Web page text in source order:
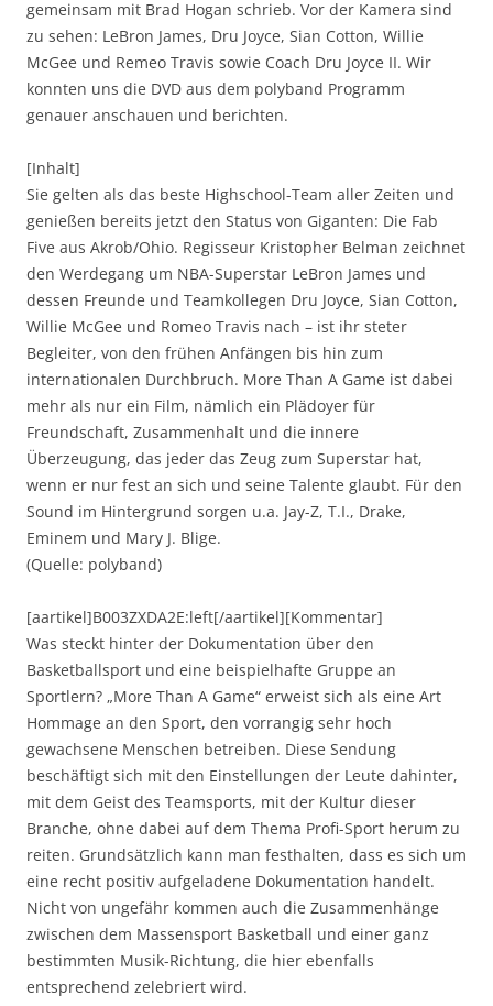
gemeinsam mit Brad Hogan schrieb. Vor der Kamera sind
zu sehen: LeBron James, Dru Joyce, Sian Cotton, Willie
McGee und Remeo Travis sowie Coach Dru Joyce II. Wir
konnten uns die DVD aus dem polyband Programm
genauer anschauen und berichten.
[Inhalt]
Sie gelten als das beste Highschool-Team aller Zeiten und
genießen bereits jetzt den Status von Giganten: Die Fab
Five aus Akrob/Ohio. Regisseur Kristopher Belman zeichnet
den Werdegang um NBA-Superstar LeBron James und
dessen Freunde und Teamkollegen Dru Joyce, Sian Cotton,
Willie McGee und Romeo Travis nach – ist ihr steter
Begleiter, von den frühen Anfängen bis hin zum
internationalen Durchbruch. More Than A Game ist dabei
mehr als nur ein Film, nämlich ein Plädoyer für
Freundschaft, Zusammenhalt und die innere
Überzeugung, das jeder das Zeug zum Superstar hat,
wenn er nur fest an sich und seine Talente glaubt. Für den
Sound im Hintergrund sorgen u.a. Jay-Z, T.I., Drake,
Eminem und Mary J. Blige.
(Quelle: polyband)
[aartikel]B003ZXDA2E:left[/aartikel][Kommentar]
Was steckt hinter der Dokumentation über den
Basketballsport und eine beispielhafte Gruppe an
Sportlern? „More Than A Game“ erweist sich als eine Art
Hommage an den Sport, den vorrangig sehr hoch
gewachsene Menschen betreiben. Diese Sendung
beschäftigt sich mit den Einstellungen der Leute dahinter,
mit dem Geist des Teamsports, mit der Kultur dieser
Branche, ohne dabei auf dem Thema Profi-Sport herum zu
reiten. Grundsätzlich kann man festhalten, dass es sich um
eine recht positiv aufgeladene Dokumentation handelt.
Nicht von ungefähr kommen auch die Zusammenhänge
zwischen dem Massensport Basketball und einer ganz
bestimmten Musik-Richtung, die hier ebenfalls
entsprechend zelebriert wird.